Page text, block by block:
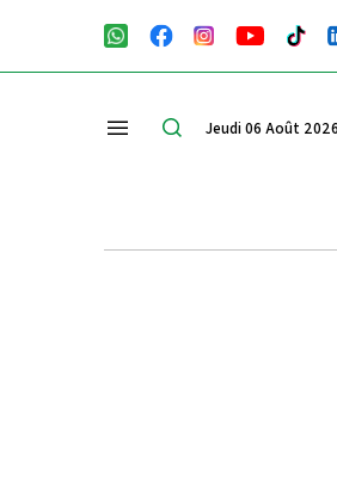
Jeudi 06 Août 2026